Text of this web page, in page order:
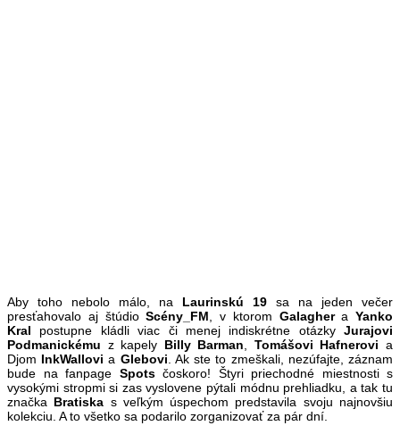
Aby toho nebolo málo, na Laurinskú 19 sa na jeden večer
presťahovalo aj štúdioScény_FM , v ktorom Galaghera Yanko
Kral postupne kládli viac či menej indiskrétne otázky Jurajovi
Podmanickému z kapely Billy Barman Tomášovi Hafnerovi a
Djom InkWallovi a Glebovi . Ak ste to zmeškali, nezúfajte, záznam
bude na fanpage Spotsčoskoro! Štyri priechodné miestnosti s
vysokými stropmi si zas vyslovene pýtali módnu prehliadku, a tak tu
značka Bratiska s veľkým úspechom predstavila svoju najnovšiu
kolekciu. A to všetko sa podarilo zorganizovať za pár dní.